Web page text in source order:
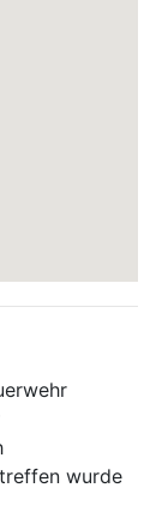
wurde